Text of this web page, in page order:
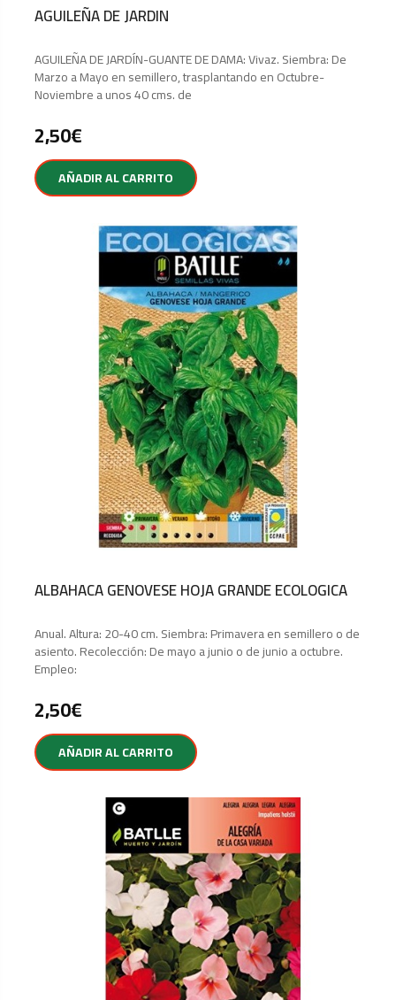
AGUILEÑA DE JARDIN
AGUILEÑA DE JARDÍN-GUANTE DE DAMA: Vivaz. Siembra: De
Marzo a Mayo en semillero, trasplantando en Octubre-
Noviembre a unos 40 cms. de
2,50€
AÑADIR AL CARRITO
ALBAHACA GENOVESE HOJA GRANDE ECOLOGICA
Anual. Altura: 20-40 cm. Siembra: Primavera en semillero o de
asiento. Recolección: De mayo a junio o de junio a octubre.
Empleo:
2,50€
AÑADIR AL CARRITO